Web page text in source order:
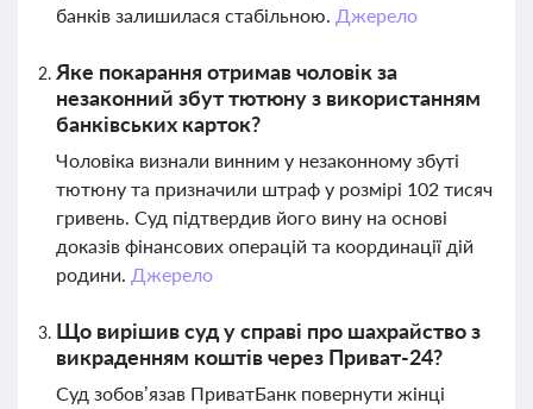
банків залишилася стабільною. Джерело
Яке покарання отримав чоловік за
незаконний збут тютюну з використанням
банківських карток?
Чоловіка визнали винним у незаконному збуті
тютюну та призначили штраф у розмірі 102 тисяч
гривень. Суд підтвердив його вину на основі
доказів фінансових операцій та координації дій
родини. Джерело
Що вирішив суд у справі про шахрайство з
викраденням коштів через Приват-24?
Суд зобов’язав ПриватБанк повернути жінці